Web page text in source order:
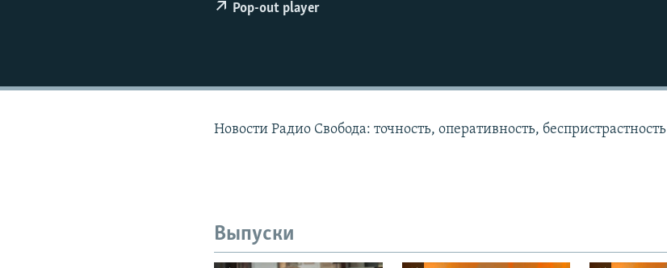
Pop-out player
Новости Радио Свобода: точность, оперативность, беспристрастность
Выпуски